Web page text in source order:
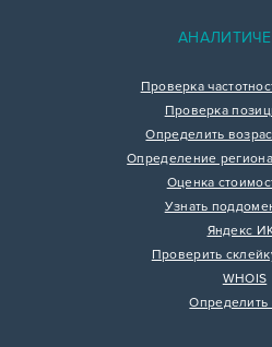
Проверка
Проверка
Определить
Определение
Оценка
Узнать
Яндекс
Проверить
WHOIS
Определить